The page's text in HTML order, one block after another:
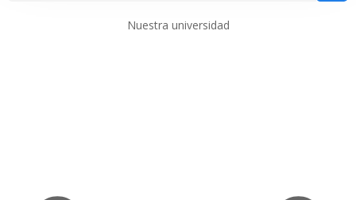
Nuestra universidad